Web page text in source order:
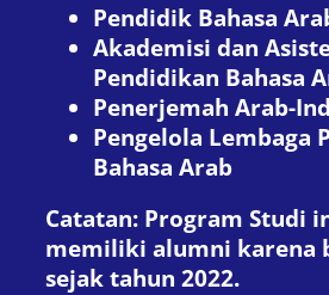
Pendidik Bahasa
Akademisi dan
Pendidikan Bahasa
Penerjemah Arab-
Pengelola Lembaga
Bahasa Arab
Catatan: Program Studi
memiliki alumni karena
sejak tahun 2022.